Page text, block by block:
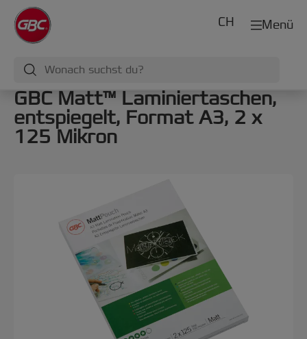
Menü
CH
GBC Matt™ Laminiertaschen,
entspiegelt, Format A3, 2 x
125 Mikron